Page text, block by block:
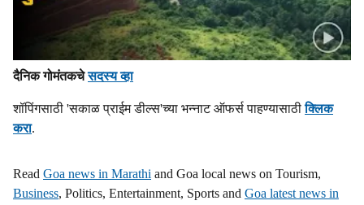
दैनिक गोमंतकचेसदस्य व्हा
शॉपिंगसाठी 'सकाळ प्राईम डील्स'च्या भन्नाट ऑफर्स पाहण्यासाठीक्लिक
करा.
Read Goa news in Marathi and Goa local news on Tourism,
Business, Politics, Entertainment, Sports and Goa latest news in